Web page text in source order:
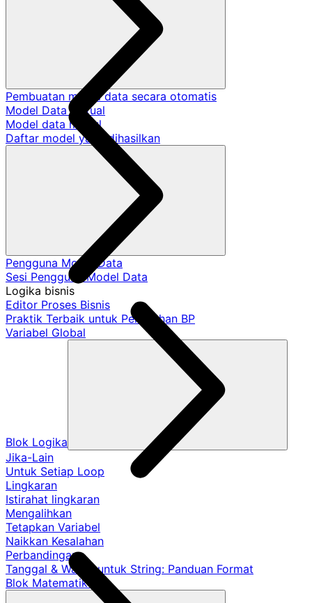
Pembuatan model data secara otomatis
Model Data Virtual
Model data modul
Daftar model yang dihasilkan
Pengguna Model Data
Sesi Pengguna Model Data
Logika bisnis
Editor Proses Bisnis
Praktik Terbaik untuk Pemisahan BP
Variabel Global
Blok Logika
Jika-Lain
Untuk Setiap Loop
Lingkaran
Istirahat lingkaran
Mengalihkan
Tetapkan Variabel
Naikkan Kesalahan
Perbandingan
Tanggal & Waktu untuk String: Panduan Format
Blok Matematika